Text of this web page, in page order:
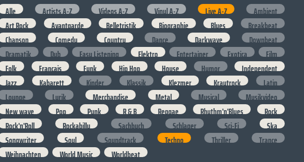
Alle Artists A-Z Videos A-Z Vinyl A-Z Live A-Z
Ambient
Art Rock
Avantgarde Belletristik Biographie Blues
Breakbeat
Chanson
Comedy Country Dance Darkwave
Downbeat
Dramatik
Dub Easy Listening Elektro Entertainer Exotica
Film
Folk
Francais Funk Hip Hop House Humor
Independent
Jazz
Kabarett Kinder Klassik Klezmer Krautrock
Latin
Lounge
Lyrik Merchandise Metal Musical
Musikvideo
New wave
Pop Punk R & B Reggae Rhythm'n'Blues
Rock
Rock'n'Roll
Rockabilly Sachbuch Schlager Sci-Fi
Ska
Songwriter
Soul Soundtrack Techno Thriller
Trance
Weihnachten
World Music Worldbeat